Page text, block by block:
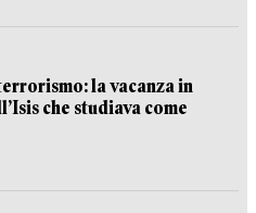
la vacanza in
che studiava come